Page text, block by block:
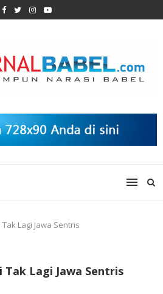
Lagi Jawa Sentris
Tak Lagi Jawa Sentris